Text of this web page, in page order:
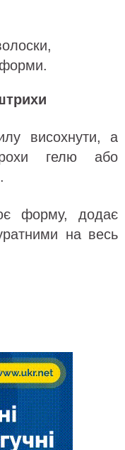
висохнути, а
гелю або
форму, додає
на весь